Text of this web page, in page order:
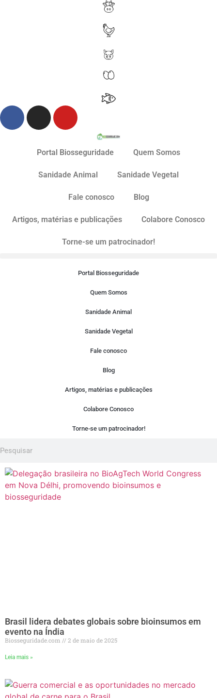
Portal Biosseguridade Quem Somos
Sanidade Animal Sanidade Vegetal
Fale conosco Blog
Artigos, matérias e publicações Colabore Conosco
Torne-se um patrocinador!
Portal Biosseguridade
Quem Somos
Sanidade Animal
Sanidade Vegetal
Fale conosco
Blog
Artigos, matérias e publicações
Colabore Conosco
Torne-se um patrocinador!
Brasil lidera debates globais sobre bioinsumos em
evento na Índia
Biosseguridade.com 2 de maio de 2025
Leia mais »